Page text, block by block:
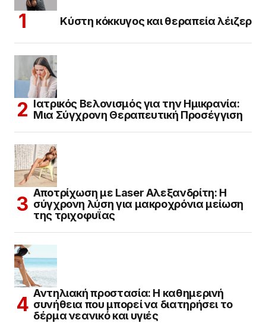
Κύστη κόκκυγος και θεραπεία λέιζερ
Ιατρικός Βελονισμός για την Ημικρανία:
Μια Σύγχρονη Θεραπευτική Προσέγγιση
Αποτρίχωση με Laser Αλεξανδρίτη: Η
σύγχρονη λύση για μακροχρόνια μείωση
της τριχοφυΐας
Αντηλιακή προστασία: Η καθημερινή
συνήθεια που μπορεί να διατηρήσει το
δέρμα νεανικό και υγιές